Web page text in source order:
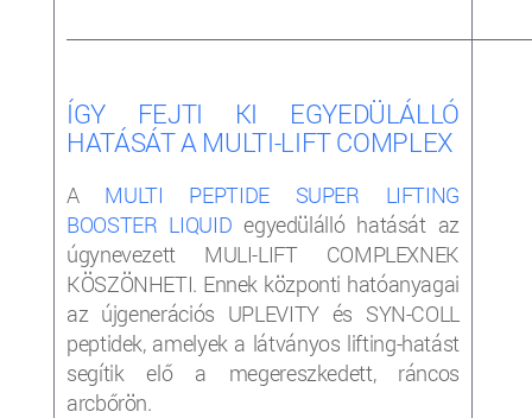
ÍGY FEJTI KI EGYEDÜLÁLLÓ
HATÁSÁT A MULTI-LIFT COMPLEX
A MULTI PEPTIDE SUPER LIFTING
BOOSTER LIQUID egyedülálló hatását az
úgynevezett MULI-LIFT COMPLEXNEK
KÖSZÖNHETI. Ennek központi hatóanyagai
az újgenerációs UPLEVITY és SYN-COLL
peptidek, amelyek a látványos lifting-hatást
segítik elő a megereszkedett, ráncos
arcbőrön.